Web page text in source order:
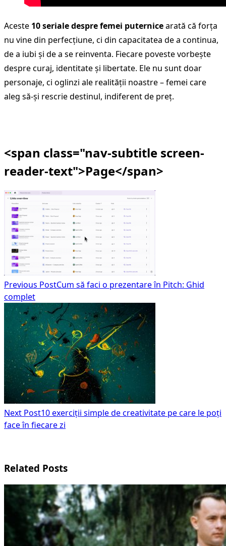
Aceste 10 seriale despre femei puternicearată că forța
nu vine din perfecțiune, ci din capacitatea de a continua,
de a iubi și de a se reinventa. Fiecare poveste vorbește
despre curaj, identitate și libertate. Ele nu sunt doar
personaje, ci oglinzi ale realității noastre – femei care
aleg să-și rescrie destinul, indiferent de preț.
<span class="nav-subtitle screen-
reader-text">Page</span>
Previous PostCum să faci o prezentare în Pitch: Ghid
complet
Next Post10 exerciții simple de creativitate pe care le poți
face în fiecare zi
Related Posts